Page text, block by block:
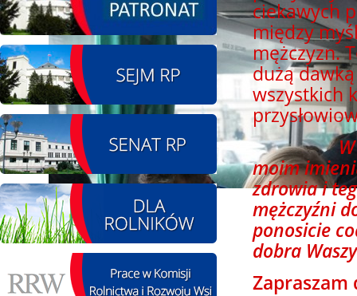
SIERPIEŃ
08
08.08.2026 r. - Piknik
integracyjny. Krępa
60 u Sołtysa
SIERPIEŃ
09
09.08.2026 r. -
Jubileusz OSP. Żerniki
czytaj więcej
ciekawych
między
mężczyzn.
dużą
wszystkich
W drodze
moim
zdrowia i
mężczyźni
ponosicie
dobra
Zapraszam